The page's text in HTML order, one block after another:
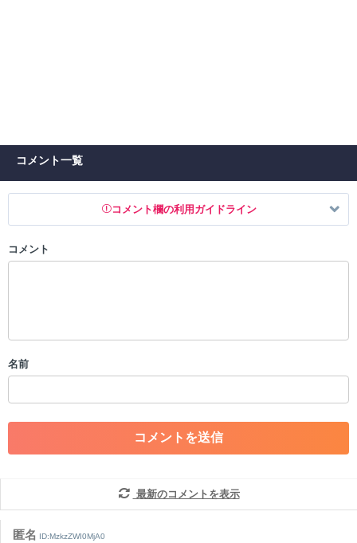
コメント一覧
コメント欄の利用ガイドライン
以下の書き込みを禁止とし、場合によってはコメント削除や書き込み制
・一度削除された投稿を再び投稿すること
・アカウントの売買など金銭が絡む内容の投稿
・各ゲームのネタバレを含む内容の投稿
・その他、管理者が不適切と判断した投稿
コメントの削除を申請する※投稿内容を確認後、順次対応さ
せていただきます。ご了承ください。
コメント
名前
最新のコメントを表示
匿名 ID:MzkzZWI0MjA0